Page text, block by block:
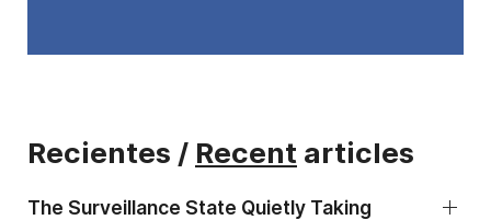
Recientes / Recent articles
The Surveillance State Quietly Taking